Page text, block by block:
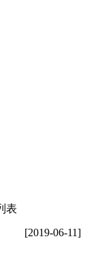
表
[2019-06-11]